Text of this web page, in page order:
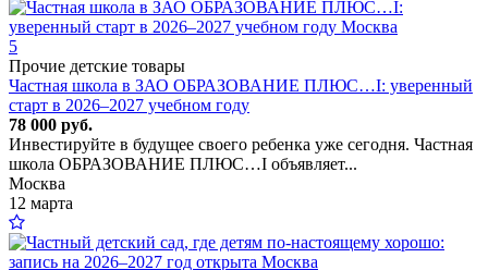
5
Прочие детские товары
Частная школа в ЗАО ОБРАЗОВАНИЕ ПЛЮС…I: уверенный
старт в 2026–2027 учебном году
78 000 руб.
Инвестируйте в будущее своего ребенка уже сегодня. Частная
школа ОБРАЗОВАНИЕ ПЛЮС…I объявляет...
Москва
12 марта